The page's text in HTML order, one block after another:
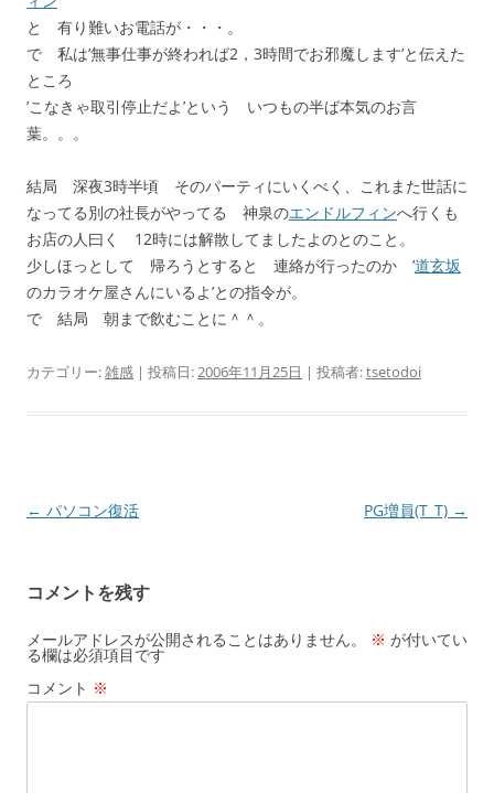
と 有り難いお電話が・・・。
で 私は’無事仕事が終われば2，3時間でお邪魔します’と伝えた
ところ
’こなきゃ取引停止だよ’という いつもの半ば本気のお言
葉。。。
結局 深夜3時半頃 そのパーティにいくべく、これまた世話に
なってる別の社長がやってる 神泉のエンドルフィンへ行くも
お店の人曰く 12時には解散してましたよのとのこと。
少しほっとして 帰ろうとすると 連絡が行ったのか ’道玄坂
のカラオケ屋さんにいるよ’との指令が。
で 結局 朝まで飲むことに＾＾。
カテゴリー:雑感 | 投稿日:2006年11月25日 | 投稿者:tsetodoi
投
ビ
ゲ
ー
シ
← パソコン復活 PG増員(T_T) →
コメントを残す
メールアドレスが公開されることはありません。 ※ が付いてい
る欄は必須項目です
コメント ※